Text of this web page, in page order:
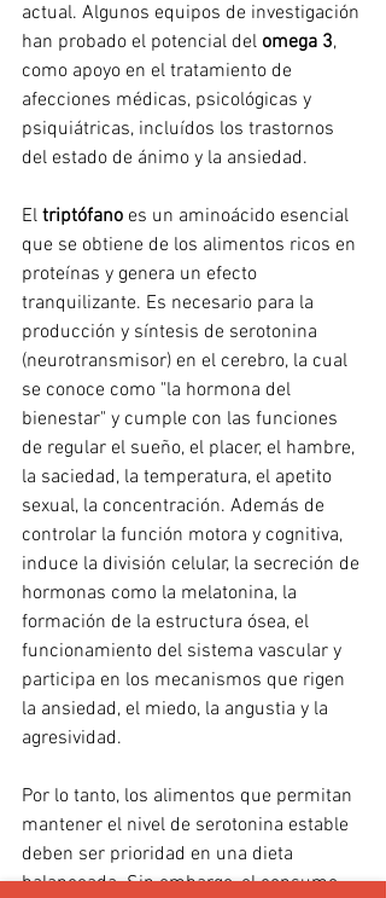
actual. Algunos equipos de investigación
han probado el potencial del omega 3,
como apoyo en el tratamiento de
afecciones médicas, psicológicas y
psiquiátricas, incluídos los trastornos
del estado de ánimo y la ansiedad.
El triptófano es un aminoácido esencial
que se obtiene de los alimentos ricos en
proteínas y genera un efecto
tranquilizante. Es necesario para la
producción y síntesis de serotonina
(neurotransmisor) en el cerebro, la cual
se conoce como "la hormona del
bienestar" y cumple con las funciones
de regular el sueño, el placer, el hambre,
la saciedad, la temperatura, el apetito
sexual, la concentración. Además de
controlar la función motora y cognitiva,
induce la división celular, la secreción de
hormonas como la melatonina, la
formación de la estructura ósea, el
funcionamiento del sistema vascular y
participa en los mecanismos que rigen
la ansiedad, el miedo, la angustia y la
agresividad.
Por lo tanto, los alimentos que permitan
mantener el nivel de serotonina estable
deben ser prioridad en una dieta
balanceada. Sin embargo, el consumo